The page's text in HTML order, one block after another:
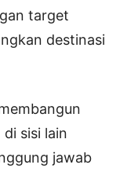
target
destinasi
sisi lain
jawab